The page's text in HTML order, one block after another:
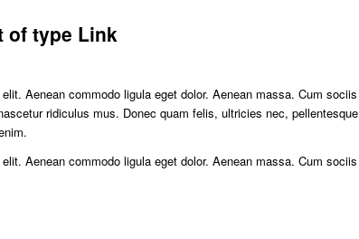
of type Link
Aenean commodo ligula eget dolor. Aenean massa. Cum sociis
ridiculus mus. Donec quam felis, ultricies nec, pellentesque
Aenean commodo ligula eget dolor. Aenean massa. Cum sociis